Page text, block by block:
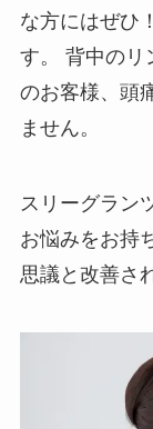
な方にはぜひ
す。 背中のリ
のお客様、頭
ません。
スリーグラン
お悩みをお持
思議と改善さ